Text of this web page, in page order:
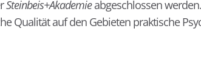
Steinbeis+Akademieabgeschlossen
Qualität auf den Gebieten praktische